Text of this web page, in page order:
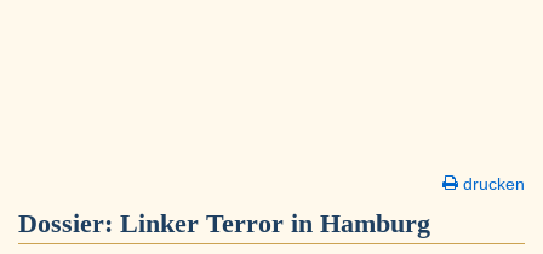
drucken
Dossier: Linker Terror in Hamburg